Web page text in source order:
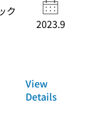
ク
2023.9
View
Details